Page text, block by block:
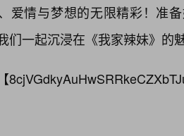
爱情与梦想的无限精彩！准
们一起沉浸在《我家辣妹》的